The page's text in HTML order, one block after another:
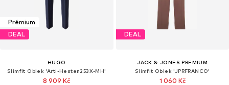
Prémium
DEAL
HUGO
Slimfit Oblek 'Arti-Hesten253X-MH'
8 909 Kč
DEAL
JACK & JONES PREMIUM
Slimfit Oblek 'JPRFRANCO'
1 060 Kč